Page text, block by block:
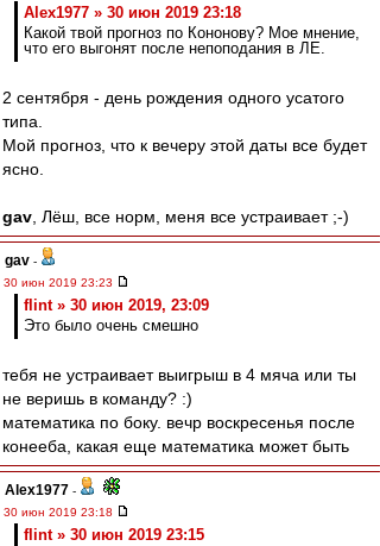
Alex1977 » 30 июн 2019 23:18
Какой твой прогноз по Кононову? Мое мнение,
что его выгонят после непоподания в ЛЕ.
2 сентября - день рождения одного усатого
типа.
Мой прогноз, что к вечеру этой даты все будет
ясно.
gav , Лёш, все норм, меня все устраивает ;-)
gav -
30 июн 2019 23:23
flint » 30 июн 2019, 23:09
Это было очень смешно
тебя не устраивает выигрыш в 4 мяча или ты
не веришь в команду? :)
математика по боку. вечр воскресенья после
конееба, какая еще математика может быть
Alex1977 -
30 июн 2019 23:18
flint » 30 июн 2019 23:15